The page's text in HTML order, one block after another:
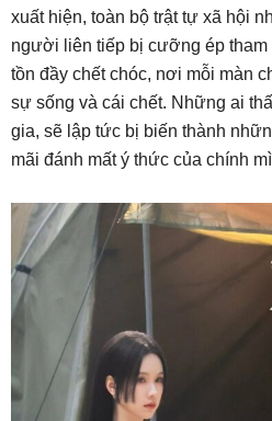
xuất hiện, toàn bộ trật tự xã hội
người liên tiếp bị cưỡng ép
tồn đầy chết chóc, nơi mỗi màn
sự sống và cái chết. Những ai
gia, sẽ lập tức bị biến thành
mãi đánh mất ý thức của chính